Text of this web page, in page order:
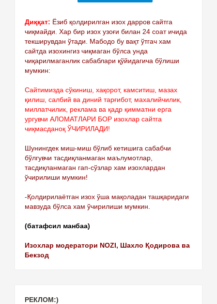
Диққат: Ёзиб қолдирилган изох дарров сайтга
чиқмайди. Хар бир изох узоғи билан 24 соат ичида
текширувдан ўтади. Мабодо бу вақт ўтгач хам
сайтда изохингиз чиқмаган бўлса унда
чиқарилмаганлик сабаблари қўйидагича бўлиши
мумкин:
Сайтимизда сўкиниш, хақорот, камситиш, мазах
қилиш, салбий ва диний тарғибот, махалийчилик,
миллатчилик, реклама ва қадр қимматни ерга
ургувчи АЛОМАТЛАРИ БОР изохлар сайтга
чиқмасданоқ ЎЧИРИЛАДИ!
Шунингдек миш-миш бўлиб кетишига сабабчи
бўлгувчи тасдиқланмаган маълумотлар,
тасдиқланмаган гап-сўзлар хам изохлардан
ўчирилиши мумкин!
-Қолдирилаётган изох ўша мақоладан ташқаридаги
мавзуда бўлса хам ўчирилиши мумкин.
(батафсил манбаа)
Изохлар модератори NOZI, Шахло Қодирова ва
Бекзод
РЕКЛОМ:)